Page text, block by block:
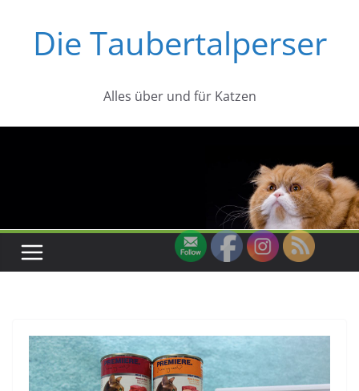
springenDie Taubertalperser
Alles über und für Katzen